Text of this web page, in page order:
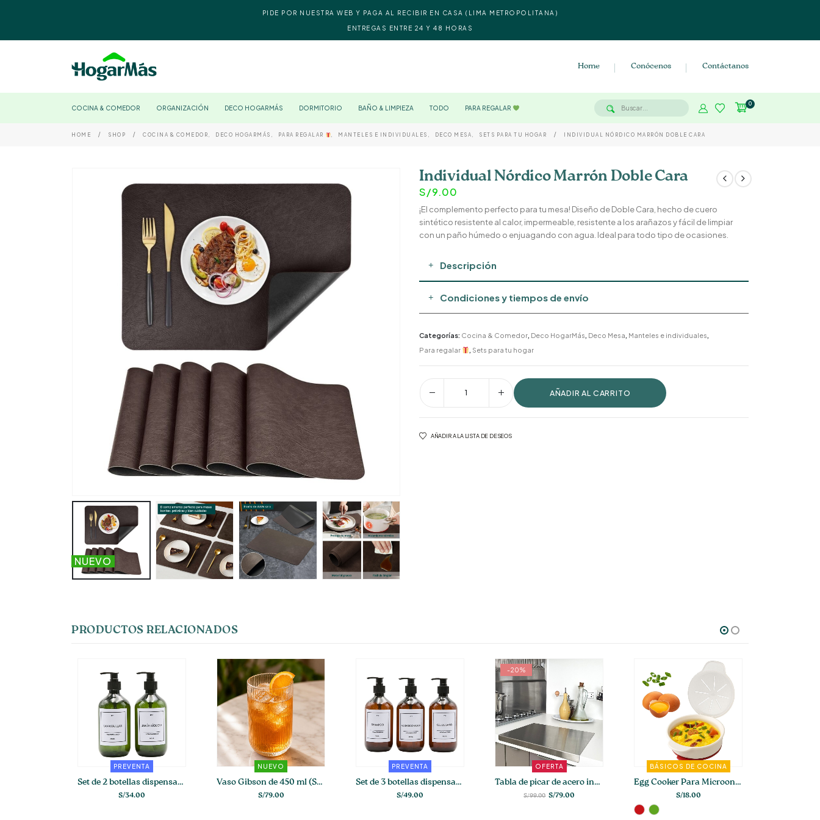
PIDE POR NUESTRA WEB Y PAGA AL RECIBIR EN CASA (LIMA METROPOLITANA)
ENTREGAS ENTRE 24 Y 48 HORAS
Home Conócenos Contáctanos
COCINA & COMEDOR ORGANIZACIÓN DECO HOGARMÁS DORMITORIO BAÑO & LIMPIEZA TODO PARA REGALAR
0
HOME SHOP COCINA & COMEDOR , DECO HOGARMÁS , PARA REGALAR , MANTELES E INDIVIDUALES , DECO MESA , SETS PARA TU HOGAR INDIVIDUAL NÓRDICO MARRÓN DOBLE CARA
NUEVO
Individual Nórdico Marrón Doble Cara
S/9.00
¡El complemento perfecto para tu mesa! Diseño de Doble Cara, hecho de cuero
sintético resistente al calor, impermeable, resistente a los arañazos y fácil de limpiar
con un paño húmedo o enjuagando con agua. Ideal para todo tipo de ocasiones.
Descripción
Condiciones y tiempos de envío
Categorías: Cocina & Comedor, Deco HogarMás, Deco Mesa, Manteles e individuales,
Para regalar
, Sets para tu hogar
AÑADIR AL CARRITO
AÑADIR A LA LISTA DE DESEOS
PRODUCTOS RELACIONADOS
PREVENTA
Set de 2 botellas dispensadoras verdes para cocina
S/34.00
NUEVO
Vaso Gibson de 450 ml (Set de 4-6)
S/79.00
PREVENTA
Set de 3 botellas dispensadoras ámbar para baño
S/49.00
-20%
OFERTA
Tabla de picar de acero inoxidable de diseño inteligente
S/99.00 El
S/79.00El
BÁSICOS DE COCINA
Egg Cooker Para Microondas
S/18.00